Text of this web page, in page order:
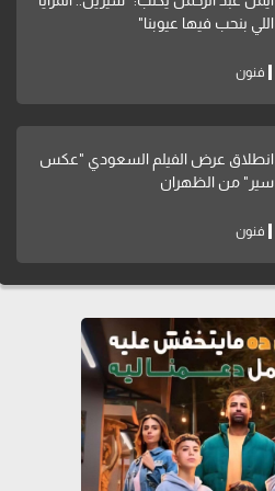
اللي بنحب فيها عيوبنا"
فنون
انطلاق عرض الفيلم السعودي "عكس
سير" من الظهران
فنون